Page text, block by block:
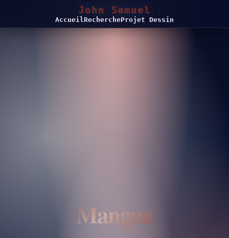
John Samuel
AccueilRechercheProjet Dessin
Mangue